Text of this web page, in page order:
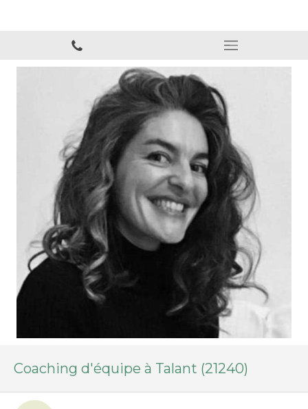
Coaching d'équipe à Talant (21240)